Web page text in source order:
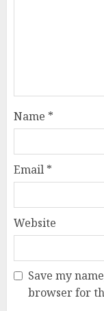
Name *
Email *
Website
Save my
browser for